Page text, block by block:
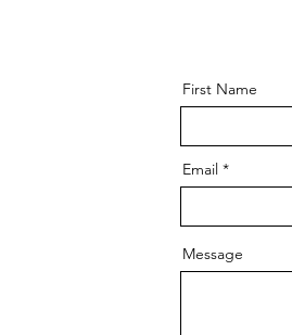
First Name
Email
Message